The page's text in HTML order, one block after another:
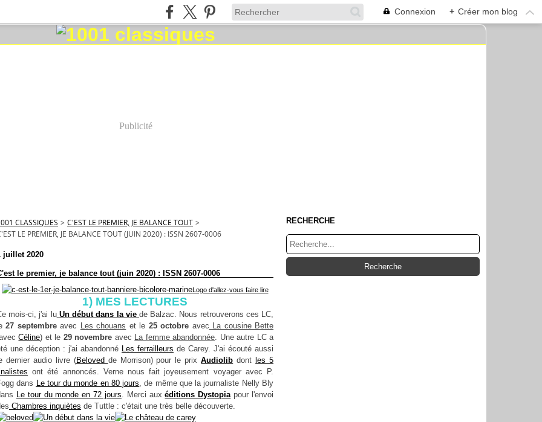
Connexion + Créer mon blog
Publicité
CLASSIQUES > C'EST LE PREMIER, JE BALANCE TOUT >
LE PREMIER, JE BALANCE TOUT (JUIN 2020) : ISSN 2607-0006
juillet 2020
le premier, je balance tout (juin 2020) : ISSN 2607-0006
Logo d'allez-vous faire lire
1) MES LECTURES
mois-ci, j'ai lu Un début dans la vie de Balzac. Nous retrouverons ces LC,
27 septembreavec Les chouans et le 25 octobre avec La cousine Bette
Céline) et le 29 novembre avec La femme abandonnée. Une autre LC a
une déception : j'ai abandonné Les ferrailleurs de Carey. J'ai écouté aussi
dernier audio livre (Beloved de Morrison) pour le prixAudiolib dont les 5
ont été annoncés. Verne nous fait joyeusement voyager avec P.
dans Le tour du monde en 80 jours, de même que la journaliste Nelly Bly
Le tour du monde en 72 jours. Merci auxéditions Dystopiapour l'envoi
Chambres inquiètes de Tuttle : c'était une très belle découverte.
RECHERCHE